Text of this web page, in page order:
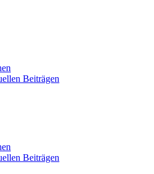
Beiträgen
Beiträgen